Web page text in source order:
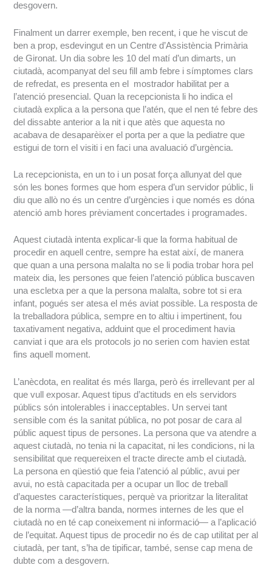
desgovern.
Finalment un darrer exemple, ben recent, i que he viscut de
ben a prop, esdevingut en un Centre d’Assistència Primària
de Gironat. Un dia sobre les 10 del matí d’un dimarts, un
ciutadà, acompanyat del seu fill amb febre i símptomes clars
de refredat, es presenta en el mostrador habilitat per a
l’atenció presencial. Quan la recepcionista li ho indica el
ciutadà explica a la persona que l’atén, que el nen té febre des
del dissabte anterior a la nit i que atès que aquesta no
acabava de desaparèixer el porta per a que la pediatre que
estigui de torn el visiti i en faci una avaluació d’urgència.
La recepcionista, en un to i un posat força allunyat del que
són les bones formes que hom espera d’un servidor públic, li
diu que allò no és un centre d’urgències i que només es dóna
atenció amb hores prèviament concertades i programades.
Aquest ciutadà intenta explicar-li que la forma habitual de
procedir en aquell centre, sempre ha estat així, de manera
que quan a una persona malalta no se li podia trobar hora pel
mateix dia, les persones que feien l’atenció pública buscaven
una escletxa per a que la persona malalta, sobre tot si era
infant, pogués ser atesa el més aviat possible. La resposta de
la treballadora pública, sempre en to altiu i impertinent, fou
taxativament negativa, adduint que el procediment havia
canviat i que ara els protocols jo no serien com havien estat
fins aquell moment.
L’anècdota, en realitat és més llarga, però és irrellevant per al
que vull exposar. Aquest tipus d’actituds en els servidors
públics són intolerables i inacceptables. Un servei tant
sensible com és la sanitat pública, no pot posar de cara al
públic aquest tipus de persones. La persona que va atendre a
aquest ciutadà, no tenia ni la capacitat, ni les condicions, ni la
sensibilitat que requereixen el tracte directe amb el ciutadà.
La persona en qüestió que feia l’atenció al públic, avui per
avui, no està capacitada per a ocupar un lloc de treball
d’aquestes característiques, perquè va prioritzar la literalitat
de la norma —d’altra banda, normes internes de les que el
ciutadà no en té cap coneixement ni informació— a l’aplicació
de l’equitat. Aquest tipus de procedir no és de cap utilitat per al
ciutadà, per tant, s’ha de tipificar, també, sense cap mena de
dubte com a desgovern.